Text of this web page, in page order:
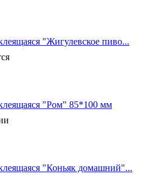
"Жигулевское пиво...
"Ром" 85*100 мм
"Коньяк домашний"...